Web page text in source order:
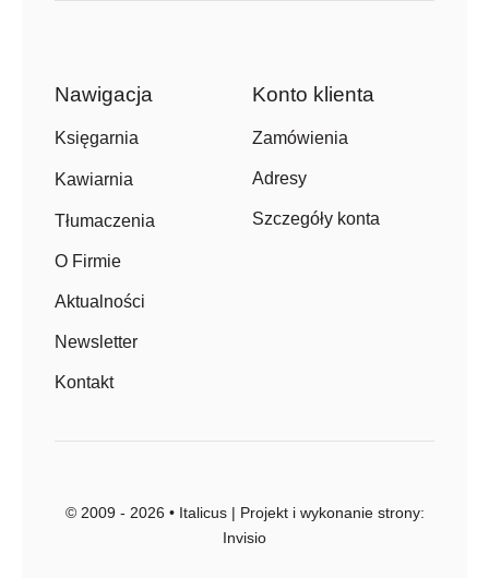
Nawigacja
Księgarnia
Kawiarnia
Tłumaczenia
O Firmie
Aktualności
Newsletter
Kontakt
Konto klienta
Zamówienia
Adresy
Szczegóły konta
© 2009 - 2026 • Italicus | Projekt i wykonanie strony:
Invisio